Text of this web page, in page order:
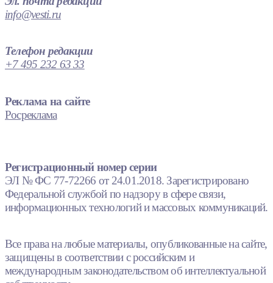
info@vesti.ru
Телефон редакции
+7 495 232 63 33
Реклама на сайте
Росреклама
Регистрационный номер серии
ЭЛ № ФС 77-72266 от 24.01.2018. Зарегистрировано
Федеральной службой по надзору в сфере связи,
информационных технологий и массовых коммуникаций.
Все права на любые материалы, опубликованные на сайте,
защищены в соответствии с российским и
международным законодательством об интеллектуальной